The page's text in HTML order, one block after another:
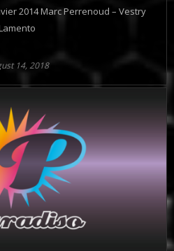
2014 Marc Perrenoud – Vestry
14, 2018